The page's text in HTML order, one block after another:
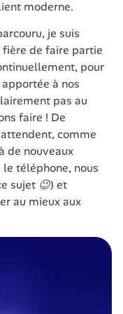
moderne.
je suis
de faire partie
pour
à nos
pas au
faire ! De
comme
de nouveaux
le téléphone, nous
sujet 😉) et
au mieux aux